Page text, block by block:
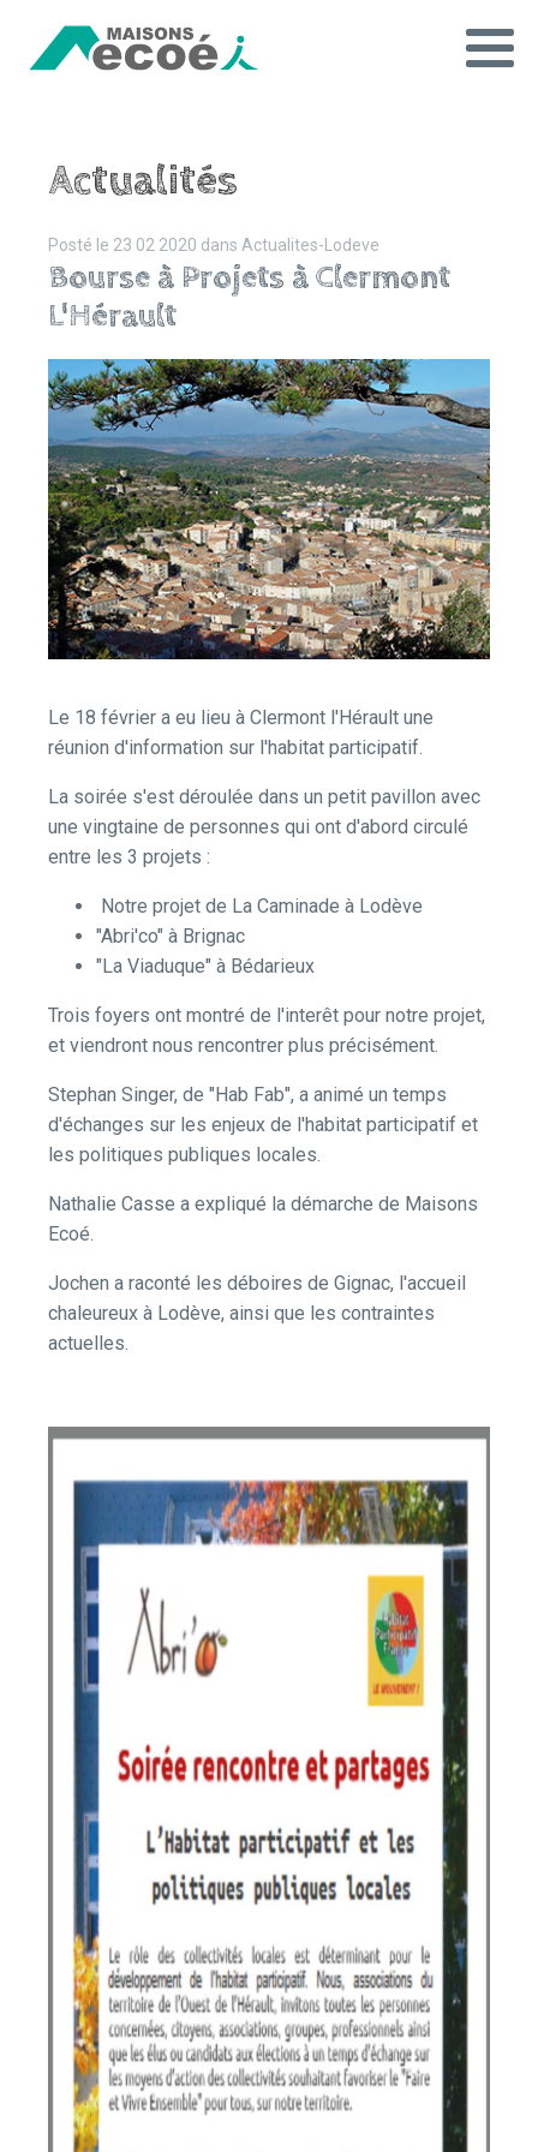
Actualités
Posté le 23 02 2020 dans Actualites-Lodeve
Bourse à Projets à Clermont
L'Hérault
Le 18 février a eu lieu à Clermont l'Hérault une
réunion d'information sur l'habitat participatif.
La soirée s'est déroulée dans un petit pavillon avec
une vingtaine de personnes qui ont d'abord circulé
entre les 3 projets :
Notre projet de La Caminade à Lodève
"Abri'co" à Brignac
"La Viaduque" à Bédarieux
Trois foyers ont montré de l'interêt pour notre projet,
et viendront nous rencontrer plus précisément.
Stephan Singer, de "Hab Fab", a animé un temps
d'échanges sur les enjeux de l'habitat participatif et
les politiques publiques locales.
Nathalie Casse a expliqué la démarche de Maisons
Ecoé.
Jochen a raconté les déboires de Gignac, l'accueil
chaleureux à Lodève, ainsi que les contraintes
actuelles.